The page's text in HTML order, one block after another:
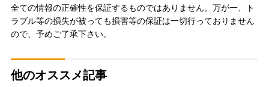
全ての情報の正確性を保証するものではありません。万が一、ト
ラブル等の損失が被っても損害等の保証は一切行っておりません
ので、予めご了承下さい。
他のオススメ記事